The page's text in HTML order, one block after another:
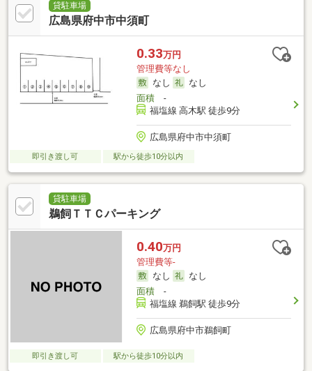
貸駐車場
広島県府中市中須町
0.33万円
管理費等なし
なし
なし
面積-
福塩線 高木駅 徒歩9分
広島県府中市中須町
即引き渡し可 駅から徒歩10分以内
貸駐車場
鵜飼ＴＴＣパーキング
0.40万円
管理費等-
なし
なし
面積-
福塩線 鵜飼駅 徒歩9分
広島県府中市鵜飼町
即引き渡し可 駅から徒歩10分以内